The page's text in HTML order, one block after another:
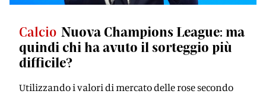
Calcio Nuova Champions League: ma
quindi chi ha avuto il sorteggio più
difficile?
Utilizzando i valori di mercato delle rose secondo